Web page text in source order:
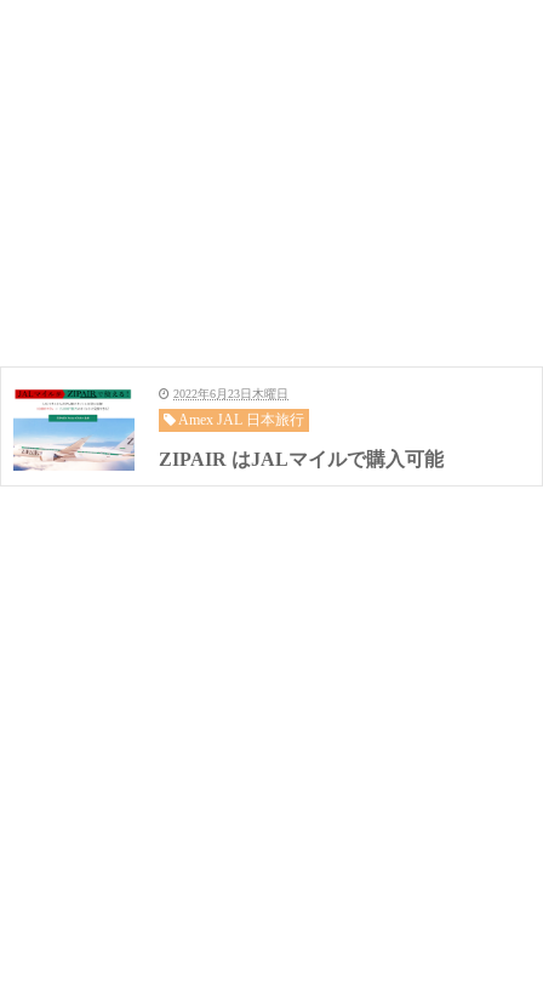
2022年6月23日木曜日
Amex JAL 日本旅行
ZIPAIR はJALマイルで購入可能